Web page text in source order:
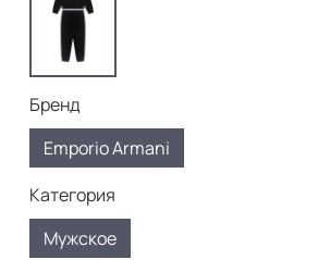
Бренд
Emporio Armani
Категория
Мужское